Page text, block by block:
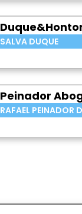
SALVA DUQUE
Peinador
RAFAEL PEINADOR